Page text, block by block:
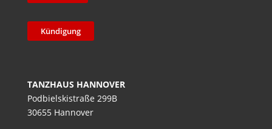
Kündigung
TANZHAUS HANNOVER
Podbielskistraße 299B
30655 Hannover